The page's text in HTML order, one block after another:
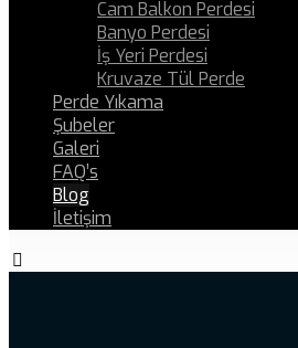
Cam Balkon Perdesi
Banyo Perdesi
İş Yeri Perdesi
Kruvaze Tül Perde
Perde Yıkama
Şubeler
Galeri
FAQ’s
Blog
İletişim